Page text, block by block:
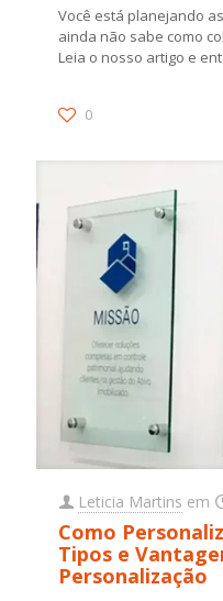
Você está planejando
ainda não sabe como
Leia o nosso artigo e
0
Leticia Martins em
Como
Tipos e
Personalização